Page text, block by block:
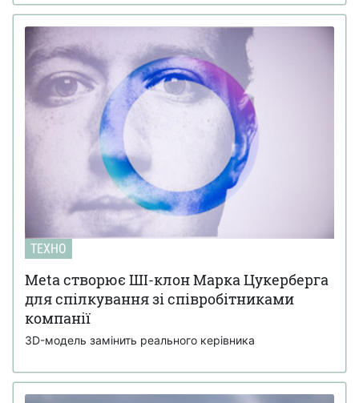
ТЕХНО
Meta створює ШІ-клон Марка Цукерберга
для спілкування зі співробітниками
компанії
3D-модель замінить реального керівника